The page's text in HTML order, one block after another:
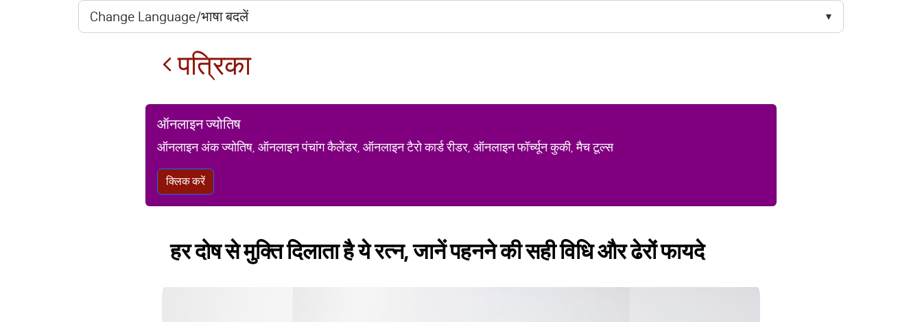
पत्रिका
ऑनलाइन ज्योतिष
ऑनलाइन अंक ज्योतिष, ऑनलाइन पंचांग कैलेंडर, ऑनलाइन टैरो कार्ड रीडर, ऑनलाइन फॉर्च्यून कुकी, मैच टूल्स
क्लिक करें
हर दोष से मुक्ति दिलाता है ये रत्न, जानें पहनने की सही विधि और ढेरों फायदे